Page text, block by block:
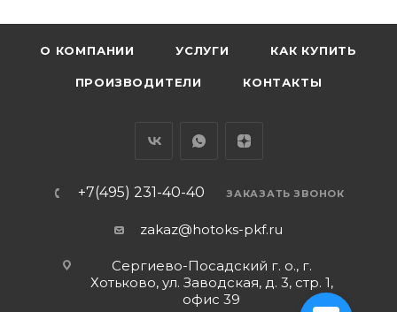
О КОМПАНИИ УСЛУГИ КАК КУПИТЬ
ПРОИЗВОДИТЕЛИ КОНТАКТЫ
+7(495) 231-40-40 ЗАКАЗАТЬ ЗВОНОК
zakaz@hotoks-pkf.ru
Сергиево-Посадский г. о., г.
Хотьково, ул. Заводская, д. 3, стр. 1,
офис 39